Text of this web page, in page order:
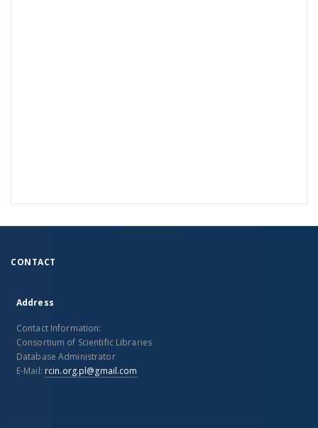
CONTACT
Address
Contact Information:
Consortium of Scientific Libraries
Database Administrator
E-Mail: rcin.org.pl@gmail.com